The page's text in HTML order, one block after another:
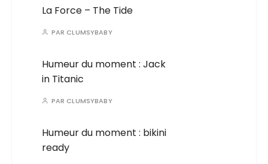
La Force – The Tide
PAR CLUMSYBABY
Humeur du moment : Jack
in Titanic
PAR CLUMSYBABY
Humeur du moment : bikini
ready